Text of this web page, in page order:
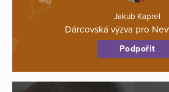
Jakub Kaprel
Dárcovská výzva pro
Podpořit